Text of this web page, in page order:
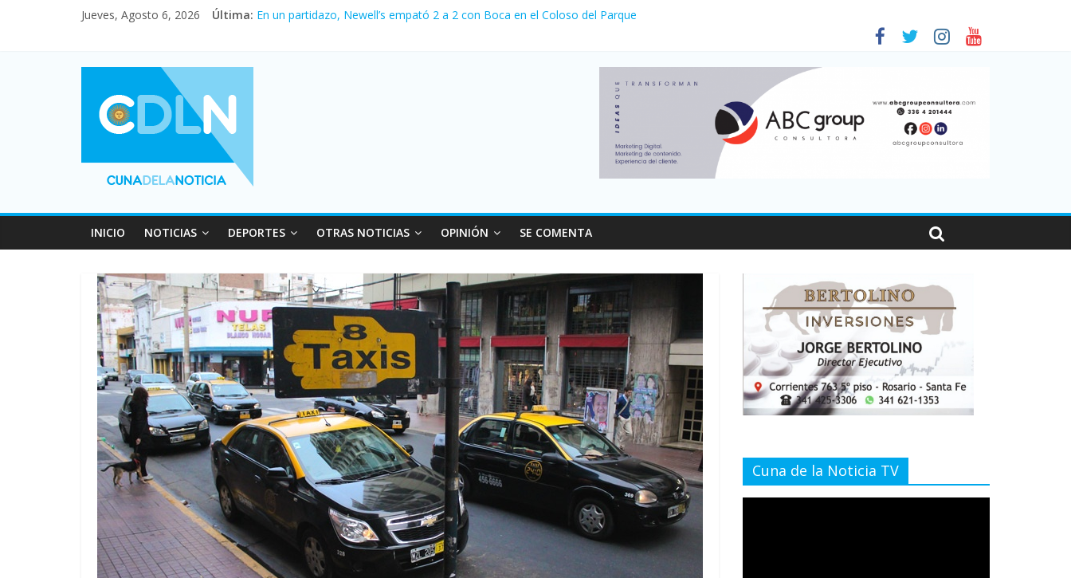
Jueves, Agosto 6, 2026 Última: En un partidazo, Newell’s empató 2 a 2 con Boca en el Coloso del Parque
Vacaciones de invierno con más movimiento y consumo turístico: 4,6 millones de personas viajaron por el país, un 5,9% más que en 2025
INICIO NOTICIAS DEPORTES OTRAS NOTICIAS OPINIÓN SE COMENTA
Cuna de la Noticia TV